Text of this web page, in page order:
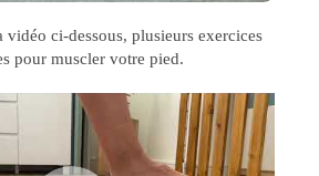
vidéo ci-dessous, plusieurs exercices
pour muscler votre pied.